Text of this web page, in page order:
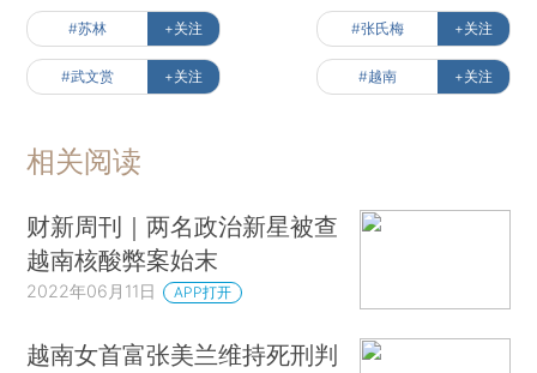
#苏林 +关注 #张氏梅 +关注
#武文赏 +关注 #越南 +关注
相关阅读
财新周刊｜两名政治新星被查
越南核酸弊案始末
2022年06月11日 APP打开
越南女首富张美兰维持死刑判